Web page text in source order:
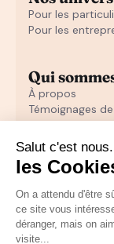
Pour les
Pour les
Qui
À propos
Témoignages
Témoignages
Découvrir
Notre initiation
Notre formation
Toutes nos